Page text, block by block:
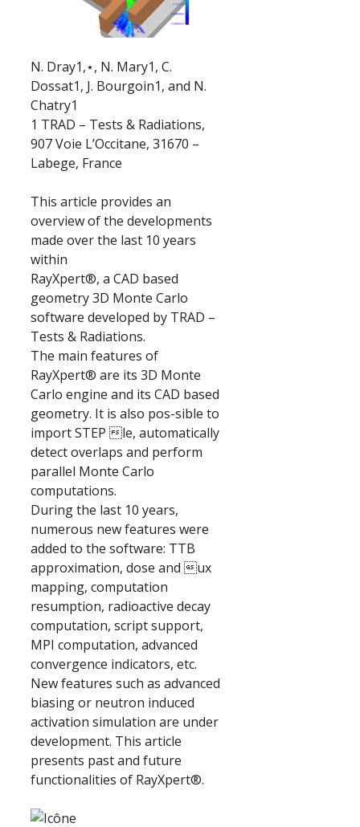
N. Dray1,⋆, N. Mary1, C.
Dossat1, J. Bourgoin1, and N.
Chatry1
1 TRAD – Tests & Radiations,
907 Voie L’Occitane, 31670 –
Labege, France
This article provides an
overview of the developments
made over the last 10 years
within
RayXpert®, a CAD based
geometry 3D Monte Carlo
software developed by TRAD –
Tests & Radiations.
The main features of
RayXpert® are its 3D Monte
Carlo engine and its CAD based
geometry. It is also pos-sible to
import STEP le, automatically
detect overlaps and perform
parallel Monte Carlo
computations.
During the last 10 years,
numerous new features were
added to the software: TTB
approximation, dose and ux
mapping, computation
resumption, radioactive decay
computation, script support,
MPI computation, advanced
convergence indicators, etc.
New features such as advanced
biasing or neutron induced
activation simulation are under
development. This article
presents past and future
functionalities of RayXpert®.